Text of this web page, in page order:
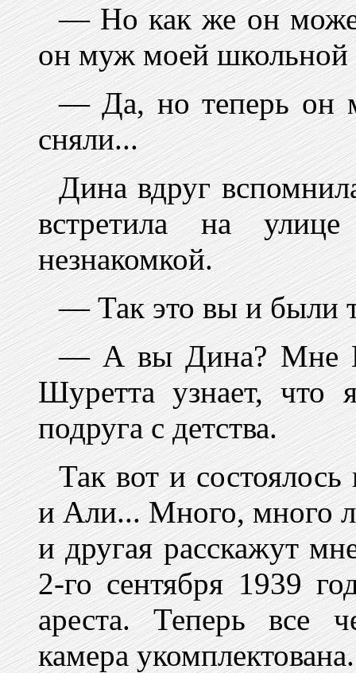
— Но как же он
он муж моей
— Да, но теперь он
сняли...
Дина вдруг
встретила на
незнакомкой.
— Так это вы и были
— А вы Дина? Мне
Шуретта узнает, что
подруга с детства.
Так вот и
и Али... Много, много
и другая расскажут
2-го сентября 1939
ареста. Теперь все
камера укомплектована.